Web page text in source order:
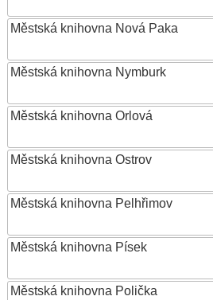
Městská knihovna Nová Paka
Městská knihovna Nymburk
Městská knihovna Orlová
Městská knihovna Ostrov
Městská knihovna Pelhřimov
Městská knihovna Písek
Městská knihovna Polička